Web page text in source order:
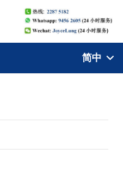
简中